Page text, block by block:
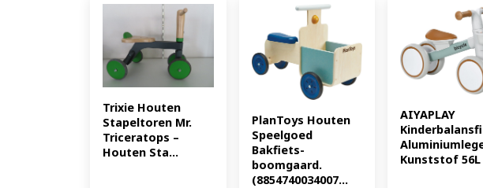
Trixie Houten
Stapeltoren Mr.
Triceratops –
Houten Sta...
PlanToys Houten
Speelgoed
Bakfiets-
boomgaard.
(8854740034007...
AIYAPLAY
Kunststof 56L